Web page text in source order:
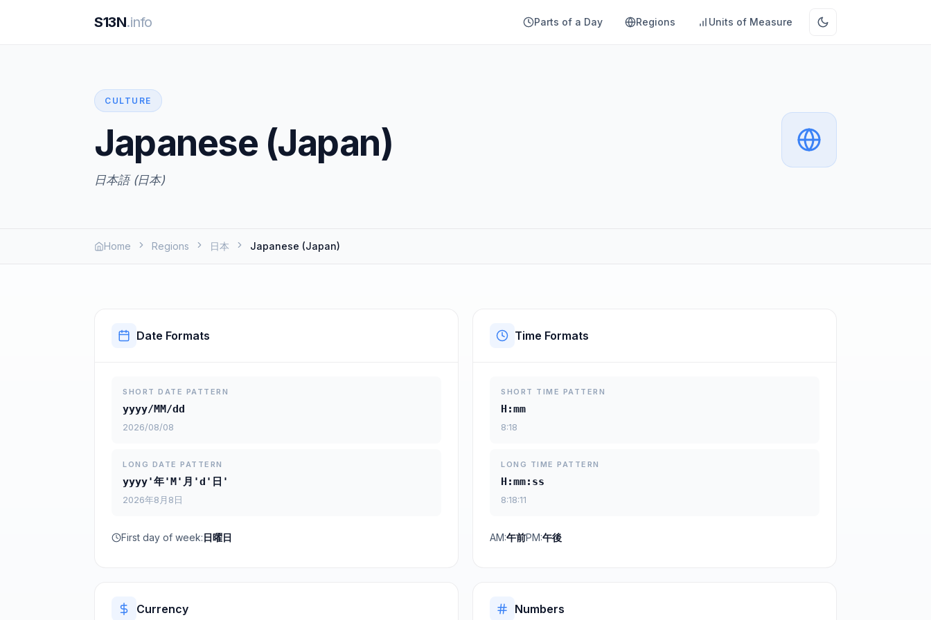
S13N.info Parts of a Day Regions Units of Measure
CULTURE
Japanese (Japan)
日本語 (日本)
Home Regions 日本 Japanese (Japan)
Date Formats
SHORT DATE PATTERN
yyyy/MM/dd
2026/08/08
LONG DATE PATTERN
yyyy'年'M'月'd'日'
2026年8月8日
First day of week:日曜日
Time Formats
SHORT TIME PATTERN
H:mm
8:18
LONG TIME PATTERN
H:mm:ss
8:18:11
AM:午前PM:午後
Currency Numbers